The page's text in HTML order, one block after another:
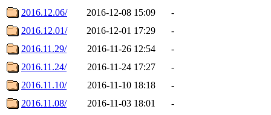
2016.12.06/
2016-12-08 15:09
-
2016.12.01/
2016-12-01 17:29
-
2016.11.29/
2016-11-26 12:54
-
2016.11.24/
2016-11-24 17:27
-
2016.11.10/
2016-11-10 18:18
-
2016.11.08/
2016-11-03 18:01
-